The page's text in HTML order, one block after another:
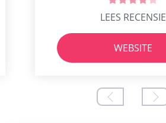
LEES RECENSIE
WEBSITE